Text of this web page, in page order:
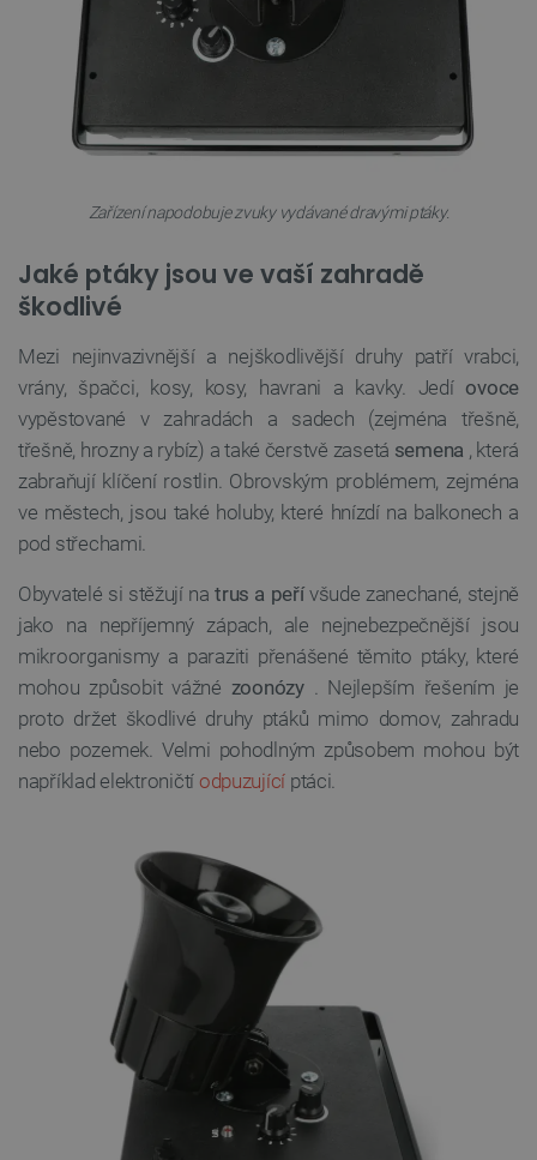
Zařízení napodobuje zvuky vydávané dravými ptáky.
Jaké ptáky jsou ve vaší zahradě
škodlivé
Mezi nejinvazivnější a nejškodlivější druhy patří vrabci,
vrány, špačci, kosy, kosy, havrani a kavky. Jedí ovoce
vypěstované v zahradách a sadech (zejména třešně,
třešně, hrozny a rybíz) a také čerstvě zasetá semena , která
zabraňují klíčení rostlin. Obrovským problémem, zejména
ve městech, jsou také holuby, které hnízdí na balkonech a
pod střechami.
Obyvatelé si stěžují natrus a peřívšude zanechané, stejně
jako na nepříjemný zápach, ale nejnebezpečnější jsou
mikroorganismy a paraziti přenášené těmito ptáky, které
mohou způsobit vážné zoonózy. Nejlepším řešením je
proto držet škodlivé druhy ptáků mimo domov, zahradu
nebo pozemek. Velmi pohodlným způsobem mohou být
například elektroničtí odpuzující ptáci.